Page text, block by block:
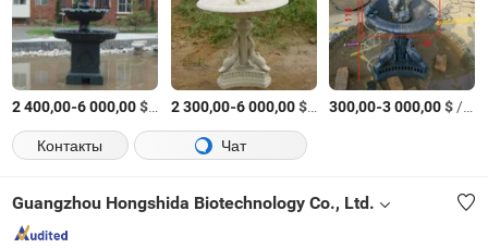
2 400,00-6 000,00$/шт.2 300,00-6 000,00$/шт.300,00-3 000,00$/шт.
Контакты
Чат
Guangzhou Hongshida Biotechnology Co., Ltd.